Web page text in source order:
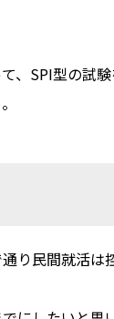
、SPI型の試
り民間就活